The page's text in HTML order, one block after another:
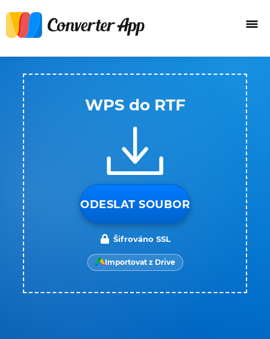
WPS do RTF
ODESLAT SOUBOR
Šifrováno SSL
Importovat z Drive